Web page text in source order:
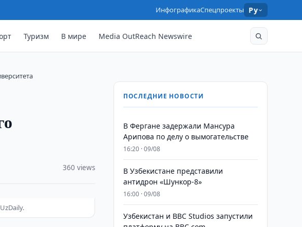
ИнфографикаСпецпроекты Ру
Туризм В мире Media OutReach Newswire
360 views
ПОСЛЕДНИЕ НОВОСТИ
В Фергане задержали Мансура
Арипова по делу о вымогательстве
16:20 · 09/08
В Узбекистане представили
антидрон «Шункор-8»
16:00 · 09/08
Узбекистан и BBC Studios запустили